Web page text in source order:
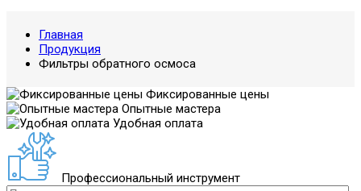
Главная
Продукция
Фильтры обратного осмоса
Фиксированные цены
Опытные мастера
Удобная оплата
Профессиональный инструмент